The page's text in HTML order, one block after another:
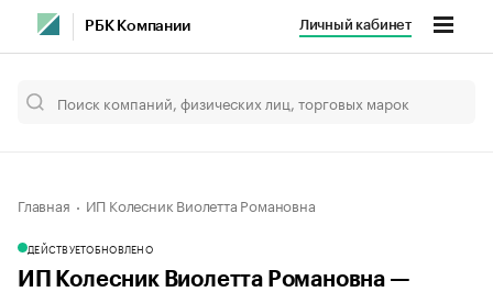
РБК Компании Личный кабинет
Главная ИП Колесник Виолетта Романовна
ДЕЙСТВУЕТОБНОВЛЕНО
ИП Колесник Виолетта Романовна —